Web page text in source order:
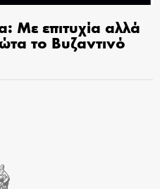
Με επιτυχία αλλά
το Βυζαντινό